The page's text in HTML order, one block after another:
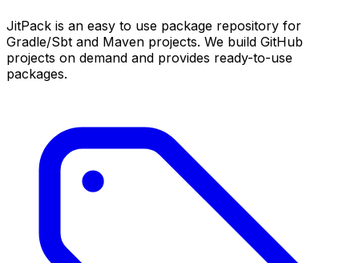
JitPack is an easy to use package repository for
Gradle/Sbt and Maven projects. We build GitHub
projects on demand and provides ready-to-use
packages.